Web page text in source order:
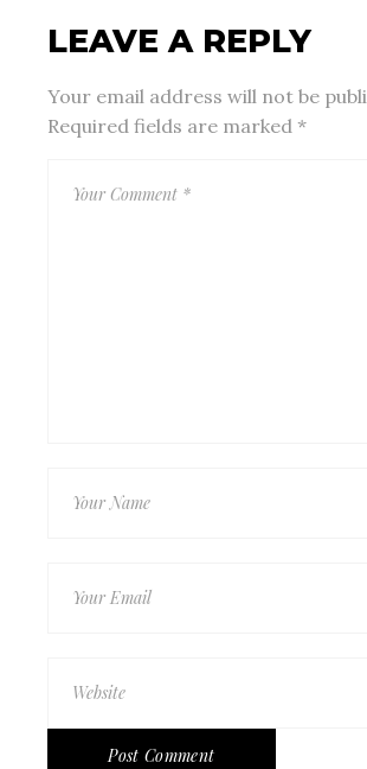
LEAVE A REPLY
Your email address will not be
Required fields are marked*
Post Comment